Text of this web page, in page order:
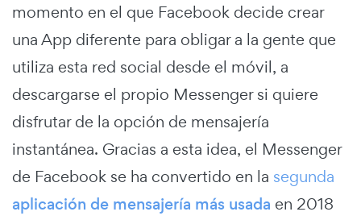
momento en el que Facebook decide crear
una App diferente para obligar a la gente que
utiliza esta red social desde el móvil, a
descargarse el propio Messenger si quiere
disfrutar de la opción de mensajería
instantánea. Gracias a esta idea, el Messenger
de Facebook se ha convertido en la segunda
aplicación de mensajería más usada en 2018